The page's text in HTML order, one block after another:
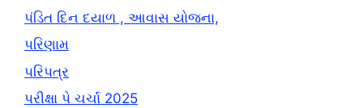
પંડિત દિન દયાળ , આવાસ યોજના,
પરિણામ
પરિપત્ર
પરીક્ષા પે ચર્ચા 2025